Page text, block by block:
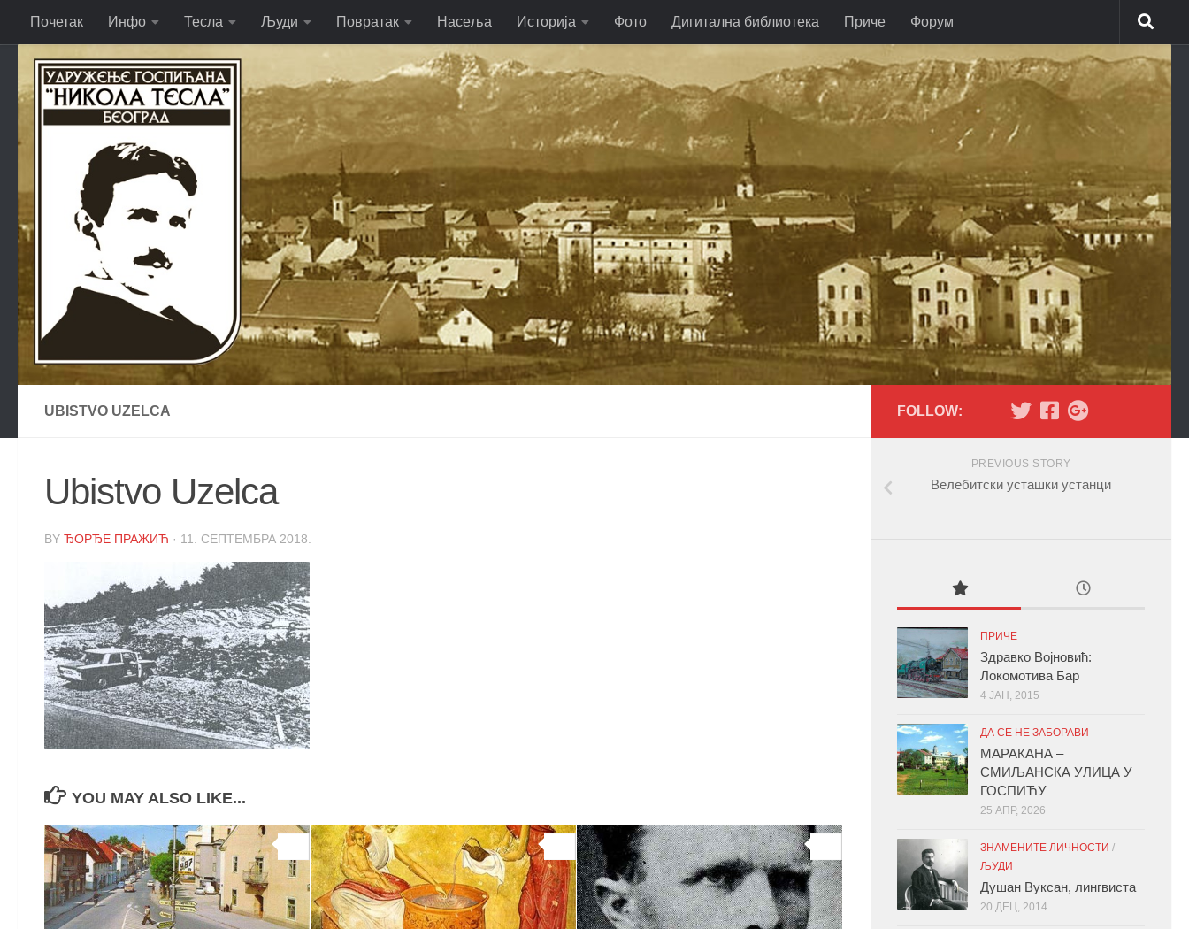
Skip to content
Почетак Инфо Тесла Људи Повратак Насеља Историја Фото Дигитална библиотека Приче Форум
UBISTVO UZELCA
Ubistvo Uzelca
BY ЂОРЂЕ ПРАЖИЋ · 11. СЕПТЕМБРА 2018.
YOU MAY ALSO LIKE...
FOLLOW:
PREVIOUS STORY
Велебитски усташки устанци
ПРИЧЕ
Здравко Војновић:
Локомотива Бар
4 ЈАН, 2015
ДА СЕ НЕ ЗАБОРАВИ
МАРАКАНА –
СМИЉАНСКА УЛИЦА У
ГОСПИЋУ
25 АПР, 2026
ЗНАМЕНИТЕ ЛИЧНОСТИ /
ЉУДИ
Душан Вуксан, лингвиста
20 ДЕЦ, 2014